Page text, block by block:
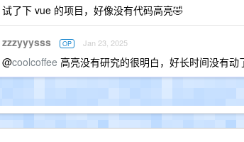
试了下 vue 的项目，好像没有代码高亮🤣
zzzyyysss OP Jan 23, 2025
@coolcoffee 高亮没有研究的很明白，好长时间没有动